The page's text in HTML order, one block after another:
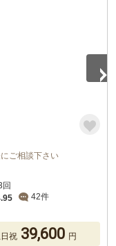
ご相談下さい
回
42件
祝 39,600 円